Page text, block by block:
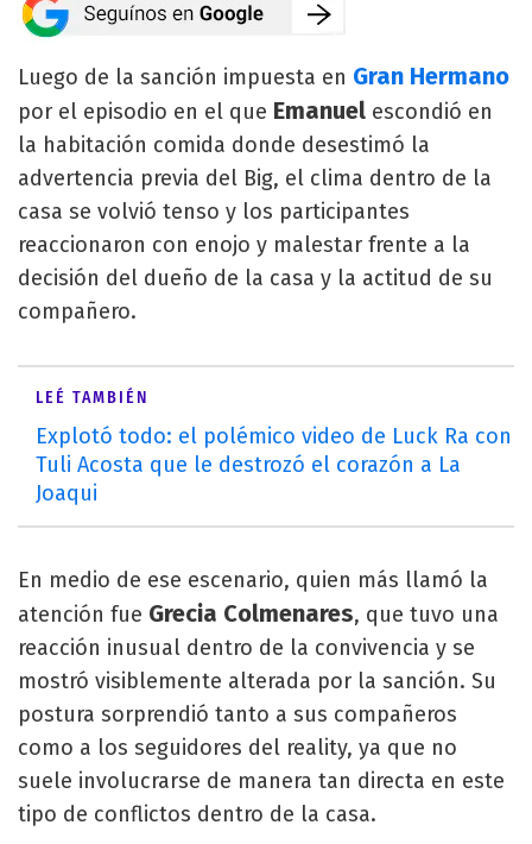
Luego de la sanción impuesta en Gran Hermano
por el episodio en el que Emanuel escondió en
la habitación comida donde desestimó la
advertencia previa del Big, el clima dentro de la
casa se volvió tenso y los participantes
reaccionaron con enojo y malestar frente a la
decisión del dueño de la casa y la actitud de su
compañero.
LEÉ TAMBIÉN
Explotó todo: el polémico video de Luck Ra con
Tuli Acosta que le destrozó el corazón a La
Joaqui
En medio de ese escenario, quien más llamó la
atención fue Grecia Colmenares, que tuvo una
reacción inusual dentro de la convivencia y se
mostró visiblemente alterada por la sanción. Su
postura sorprendió tanto a sus compañeros
como a los seguidores del reality, ya que no
suele involucrarse de manera tan directa en este
tipo de conflictos dentro de la casa.